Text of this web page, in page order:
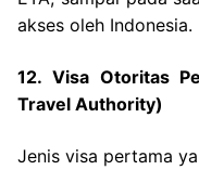
akses oleh Indonesia.
12. Visa Otoritas
Travel Authority)
Jenis visa pertama